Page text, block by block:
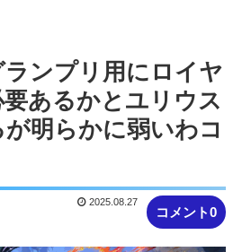
ランプリ用にロイヤ
あるかとユリウス
明らかに弱いわコ
コメント0
2025.08.27